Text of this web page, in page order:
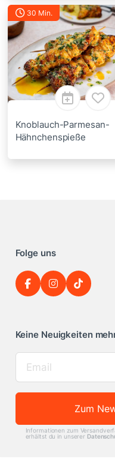
30 Min.
Knoblauch-Parmesan-
Hähnchenspieße
Folge uns
Keine Neuigkeiten
Zum
Informationen zum
erhältst du in unserer